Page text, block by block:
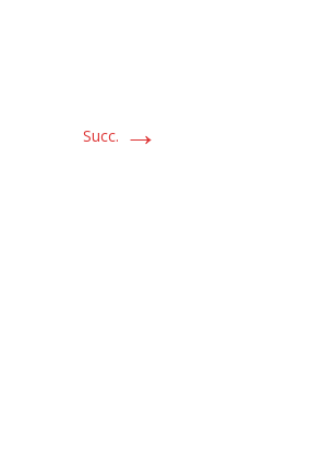
Succ. →